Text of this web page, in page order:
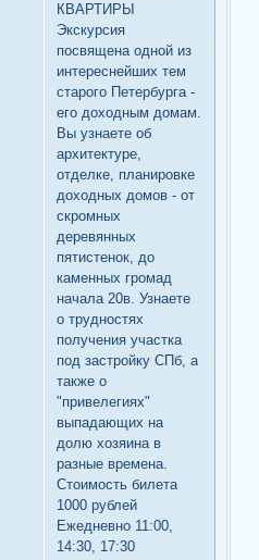
КВАРТИРЫ
Экскурсия
посвящена одной из
интереснейших тем
старого Петербурга -
его доходным домам.
Вы узнаете об
архитектуре,
отделке, планировке
доходных домов - от
скромных
деревянных
пятистенок, до
каменных громад
начала 20в. Узнаете
о трудностях
получения участка
под застройку СПб, а
также о
"привелегиях"
выпадающих на
долю хозяина в
разные времена.
Стоимость билета
1000 рублей
Ежедневно 11:00,
14:30, 17:30